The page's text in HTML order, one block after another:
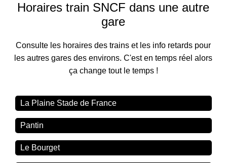
Horaires train SNCF dans une autre
gare
Consulte les horaires des trains et les info retards pour
les autres gares des environs. C'est en temps réel alors
ça change tout le temps !
La Plaine Stade de France
Pantin
Le Bourget